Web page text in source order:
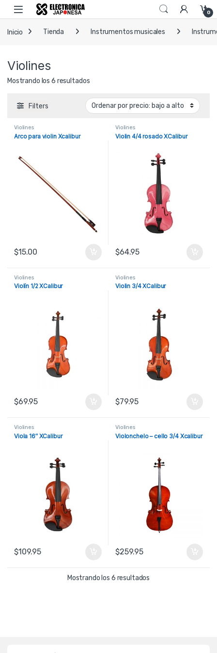
Skip to navigation
Skip to content
Open 0
Inicio Tienda Instrumentos musicales
Violines
Mostrando los 6 resultadosOrdenado por precio: bajo a alto
Filters
Violines
Arco para violin Xcalibur
$15.00
Violines
Violin 4/4 rosado XCalibur
$64.95
Violines
Violín 1/2 XCalibur
$69.95
Violines
Violin 3/4 XCalibur
$79.95
Violines
Viola 16″ XCalibur
$109.95
Violines
Violonchelo – cello 3/4 Xcalibur
$259.95
Mostrando los 6 resultados